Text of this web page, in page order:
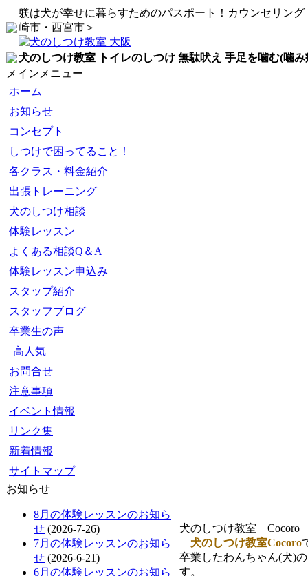
躾は犬が幸せに暮らすためのパスポート！カウンセリン
崎市・西宮市＞
犬のしつけ教室 トイレのしつけ 無駄吠え 手足を噛む(噛
メインメニュー
ホーム
お知らせ
コンセプト
しつけで困ってること！
各クラス・料金紹介
出張トレーニング
犬のしつけ相談
体験レッスン
よくある相談Q＆A
体験レッスン申込み
スタップ紹介
スタッフブログ
卒業生の声
高人気
お問合せ
注意事項
イベント情報
リンク集
新着情報
サイトマップ
お知らせ
8月の体験レッスンのお知ら
せ (2026-7-26)
7月の体験レッスンのお知ら
せ (2026-6-21)
6月の体験レッスンのお知ら
犬のしつけ教室 Cocoro
犬のしつけ教室Cocoro
卒業したわんちゃん(犬)
す。